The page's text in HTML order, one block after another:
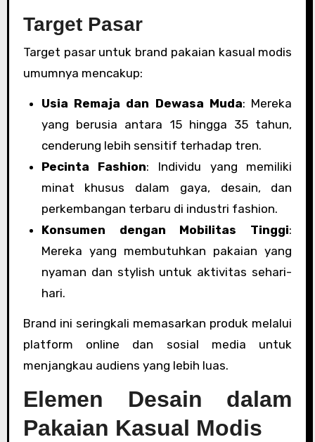
Target Pasar
Target pasar untuk brand pakaian kasual modis
umumnya mencakup:
Usia Remaja dan Dewasa Muda: Mereka
yang berusia antara 15 hingga 35 tahun,
cenderung lebih sensitif terhadap tren.
Pecinta Fashion: Individu yang memiliki
minat khusus dalam gaya, desain, dan
perkembangan terbaru di industri fashion.
Konsumen dengan Mobilitas Tinggi:
Mereka yang membutuhkan pakaian yang
nyaman dan stylish untuk aktivitas sehari-
hari.
Brand ini seringkali memasarkan produk melalui
platform online dan sosial media untuk
menjangkau audiens yang lebih luas.
Elemen Desain dalam
Pakaian Kasual Modis